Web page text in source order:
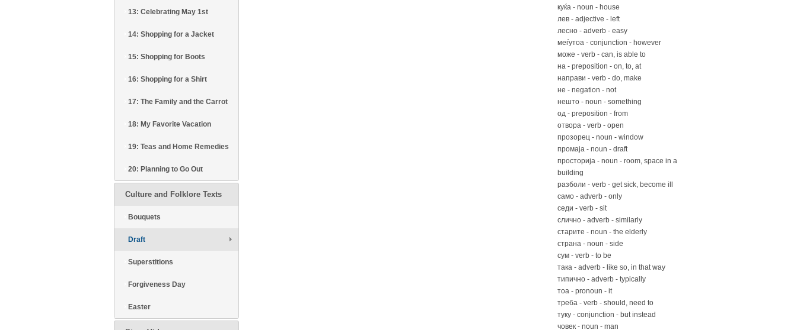
13: Celebrating May 1st
14: Shopping for a Jacket
15: Shopping for Boots
16: Shopping for a Shirt
17: The Family and the Carrot
18: My Favorite Vacation
19: Teas and Home Remedies
20: Planning to Go Out
Culture and Folklore Texts
Bouquets
Draft
Superstitions
Forgiveness Day
Easter
куќа - noun - house
лев - adjective - left
лесно - adverb - easy
меѓутоа - conjunction - however
може - verb - can, is able to
на - preposition - on, to, at
направи - verb - do, make
не - negation - not
нешто - noun - something
од - preposition - from
отвора - verb - open
прозорец - noun - window
промаја - noun - draft
просторија - noun - room, space in a
building
разболи - verb - get sick, become ill
само - adverb - only
седи - verb - sit
слично - adverb - similarly
старите - noun - the elderly
страна - noun - side
сум - verb - to be
така - adverb - like so, in that way
типично - adverb - typically
тоа - pronoun - it
треба - verb - should, need to
туку - conjunction - but instead
човек - noun - man